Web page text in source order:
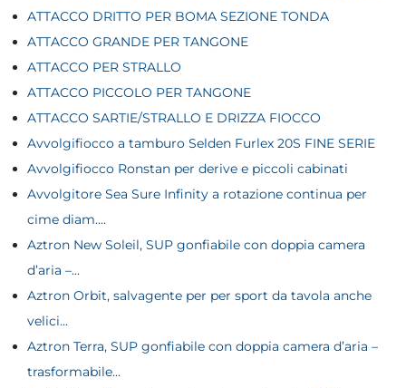
ATTACCO DRITTO PER BOMA SEZIONE TONDA
ATTACCO GRANDE PER TANGONE
ATTACCO PER STRALLO
ATTACCO PICCOLO PER TANGONE
ATTACCO SARTIE/STRALLO E DRIZZA FIOCCO
Avvolgifiocco a tamburo Selden Furlex 20S FINE SERIE
Avvolgifiocco Ronstan per derive e piccoli cabinati
Avvolgitore Sea Sure Infinity a rotazione continua per
cime diam....
Aztron New Soleil, SUP gonfiabile con doppia camera
d’aria –...
Aztron Orbit, salvagente per per sport da tavola anche
velici...
Aztron Terra, SUP gonfiabile con doppia camera d’aria –
trasformabile...